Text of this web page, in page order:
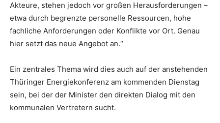
Akteure, stehen jedoch vor großen Herausforderungen –
etwa durch begrenzte personelle Ressourcen, hohe
fachliche Anforderungen oder Konflikte vor Ort. Genau
hier setzt das neue Angebot an.“
Ein zentrales Thema wird dies auch auf der anstehenden
Thüringer Energiekonferenz am kommenden Dienstag
sein, bei der der Minister den direkten Dialog mit den
kommunalen Vertretern sucht.